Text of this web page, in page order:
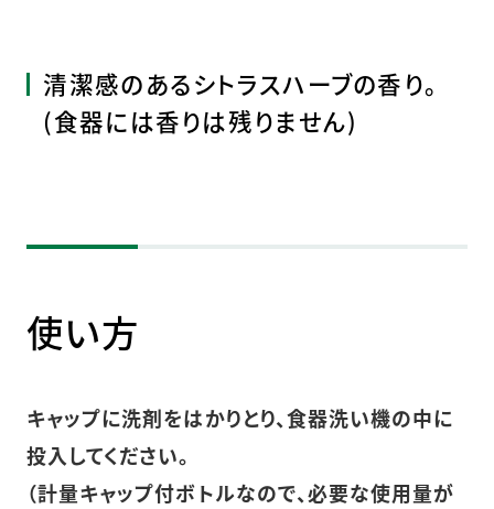
清潔感のあるシトラスハーブの香り。
(食器には香りは残りません)
使い方
キャップに洗剤をはかりとり、食器洗い機の中に
投入してください。
（計量キャップ付ボトルなので、必要な使用量が